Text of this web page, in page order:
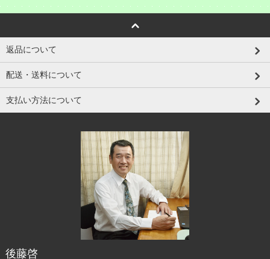
返品について
配送・送料について
支払い方法について
後藤啓